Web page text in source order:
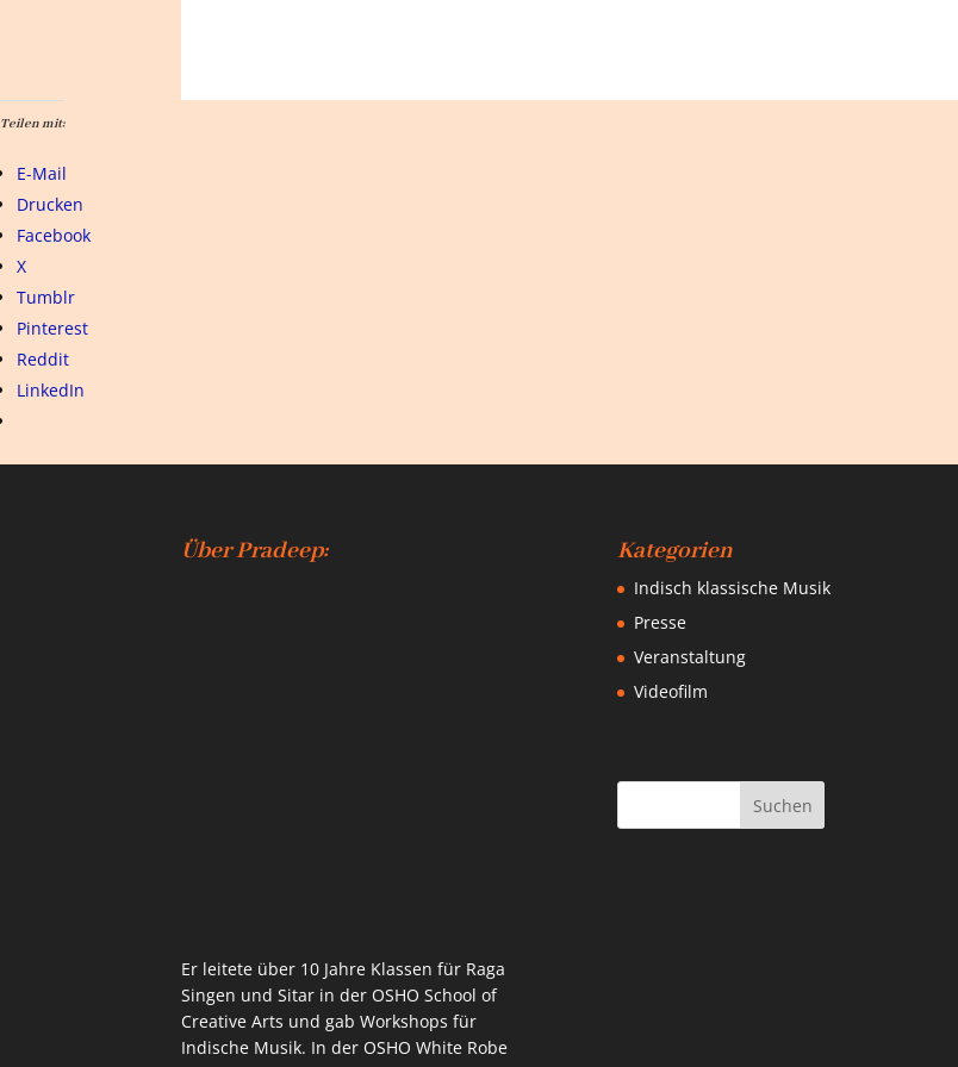
Teilen mit:
E-Mail
Drucken
Facebook
X
Tumblr
Pinterest
Reddit
LinkedIn
Über Pradeep:
Er leitete über 10 Jahre Klassen für Raga
Singen und Sitar in der OSHO School of
Creative Arts und gab Workshops für
Indische Musik. In der OSHO White Robe
Kategorien
Indisch klassische Musik
Presse
Veranstaltung
Videofilm